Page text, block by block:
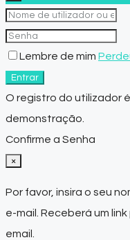
Lembre de mim
Entrar
O registro do utilizador
demonstração.
Confirme a Senha
×
Por favor, insira o seu
e-mail. Receberá um
email.